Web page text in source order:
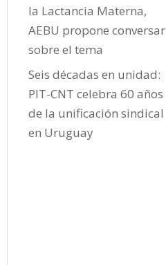
la Lactancia Materna,
AEBU propone conversar
sobre el tema
Seis décadas en unidad:
PIT-CNT celebra 60 años
de la unificación sindical
en Uruguay